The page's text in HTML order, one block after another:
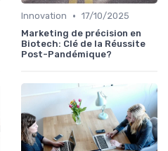
Innovation • 17/10/2025
Marketing de précision en
Biotech: Clé de la Réussite
Post-Pandémique?